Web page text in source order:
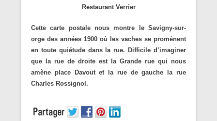
Restaurant Verrier
Cette carte postale nous montre le Savigny-sur-
orge des années 1900 où les vaches se promènent
en toute quiétude dans la rue. Difficile d’imaginer
que la rue de droite est la Grande rue qui nous
amène place Davout et la rue de gauche la rue
Charles Rossignol.